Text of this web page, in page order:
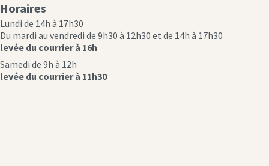
Horaires
Lundi de 14h à 17h30
Du mardi au vendredi de 9h30 à 12h30 et de 14h à 17h30
levée du courrier à 16h
Samedi de 9h à 12h
levée du courrier à 11h30